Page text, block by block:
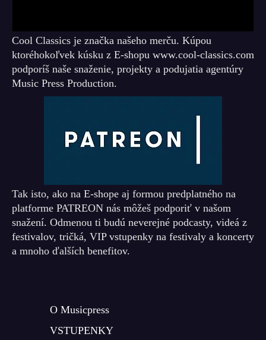
Cool Classics je značka našeho merču. Kúpou
ktoréhokoľvek kúsku z E-shopu www.cool-classics.com
podporíš naše snaženie, projekty a podujatia agentúry
Music Press Production.
Tak isto, ako na E-shope aj formou predplatného na
platforme PATREON nás môžeš podporiť v našom
snažení. Odmenou ti budú neverejné podcasty, videá z
festivalov, tričká, VIP vstupenky na festivaly a koncerty
a mnoho ďalších benefitov.
O Musicpress
VSTUPENKY